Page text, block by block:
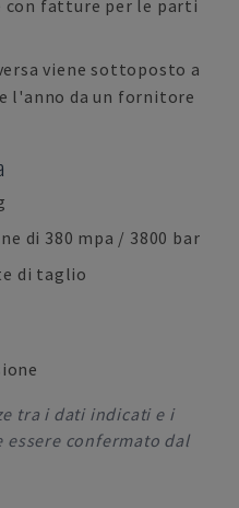
fatture per le parti
viene sottoposto a
l'anno da un fornitore
di 380 mpa / 3800 bar
di taglio
tra i dati indicati e i
confermato dal